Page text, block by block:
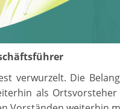
verwurzelt. Die
als